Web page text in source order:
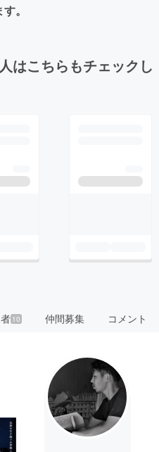
。
はこちらもチェックし
10 仲間募集 コメント